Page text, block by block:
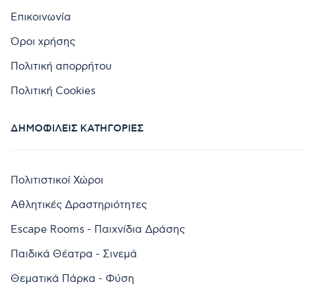
Επικοινωνία
Όροι χρήσης
Πολιτική απορρήτου
Πολιτική Cookies
ΔΗΜΟΦΙΛΕΊΣ ΚΑΤΗΓΟΡΊΕΣ
Πολιτιστικοί Χώροι
Αθλητικές Δραστηριότητες
Escape Rooms - Παιχνίδια Δράσης
Παιδικά Θέατρα - Σινεμά
Θεματικά Πάρκα - Φύση